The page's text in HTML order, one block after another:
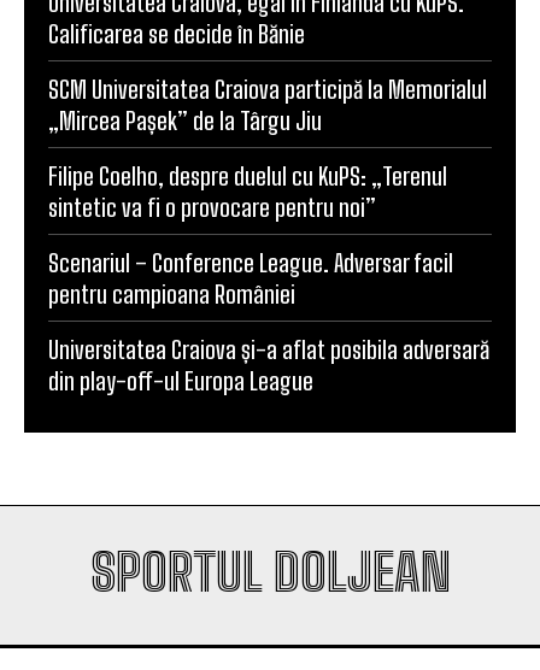
Calificarea se decide în Bănie
SCM Universitatea Craiova participă la Memorialul
„Mircea Pașek” de la Târgu Jiu
Filipe Coelho, despre duelul cu KuPS: „Terenul
sintetic va fi o provocare pentru noi”
Scenariul – Conference League. Adversar facil
pentru campioana României
Universitatea Craiova și-a aflat posibila adversară
din play-off-ul Europa League
SPORTUL DOLJEAN